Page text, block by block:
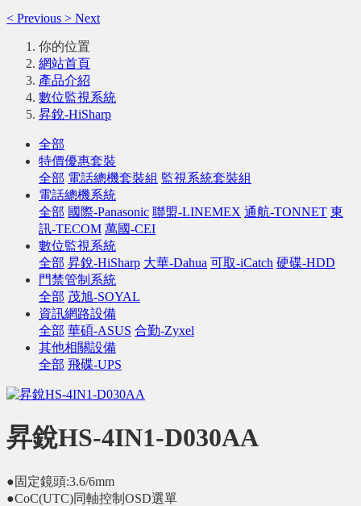
< Previous > Next
你的位置
網站首頁
產品介紹
數位監視系統
昇銳-HiSharp
全部
特價優惠套裝
全部 電話總機套裝組 監視系統套裝組
電話總機系統
全部 國際-Panasonic 聯盟-LINEMEX 通航-TONNET 東
訊-TECOM 萬國-CEI
數位監視系統
全部 昇銳-HiSharp 大華-Dahua 可取-iCatch 硬碟-HDD
門禁管制系統
全部 茂旭-SOYAL
資訊網路設備
全部 華碩-ASUS 合勤-Zyxel
其他相關設備
全部 飛碟-UPS
昇銳HS-4IN1-D030AA
●固定鏡頭:3.6/6mm
●CoC(UTC)同軸控制OSD選單